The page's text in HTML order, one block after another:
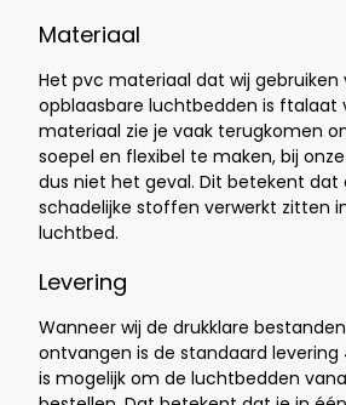
Materiaal
Het pvc materiaal dat wij gebruiken
opblaasbare luchtbedden is ftalaat
materiaal zie je vaak terugkomen
soepel en flexibel te maken, bij
dus niet het geval. Dit betekent dat
schadelijke stoffen verwerkt zitten
luchtbed.
Levering
Wanneer wij de drukklare
ontvangen is de standaard levering
is mogelijk om de luchtbedden